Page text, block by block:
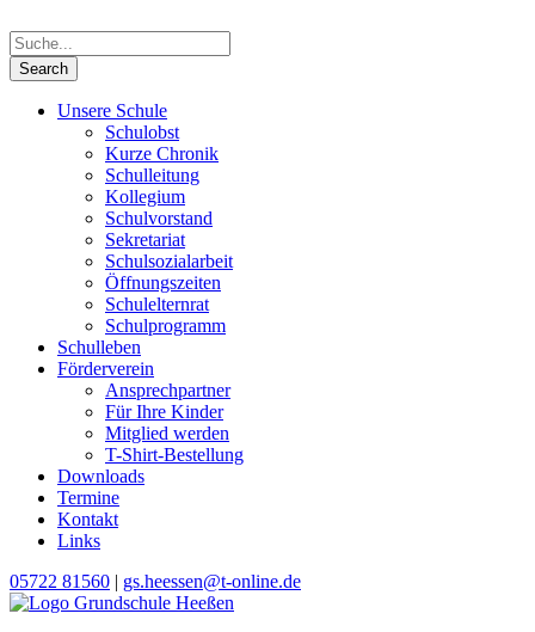
Unsere Schule
Schulobst
Kurze Chronik
Schulleitung
Kollegium
Schulvorstand
Sekretariat
Schulsozialarbeit
Öffnungszeiten
Schulelternrat
Schulprogramm
Schulleben
Förderverein
Ansprechpartner
Für Ihre Kinder
Mitglied werden
T-Shirt-Bestellung
Downloads
Termine
Kontakt
Links
05722 81560 | gs.heessen@t-online.de